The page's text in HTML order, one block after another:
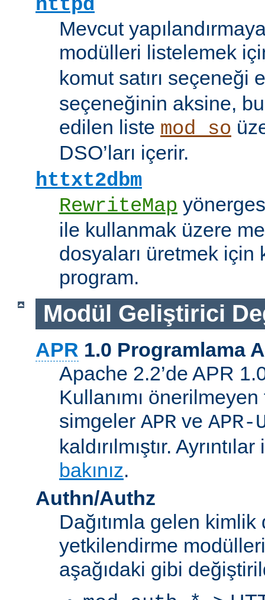
httpd
Mevcut
modülleri listelemek
komut satırı seçeneği
seçeneğinin aksine,
edilen liste mod_so
DSO’ları içerir.
httxt2dbm
RewriteMap
ile kullanmak üzere
dosyaları üretmek için
program.
Modül Geliştirici
APR 1.0 Programlama
Apache 2.2’de APR
Kullanımı
simgeler APR ve
kaldırılmıştır.
bakınız.
Authn/Authz
Dağıtımla gelen
yetkilendirme
aşağıdaki gibi